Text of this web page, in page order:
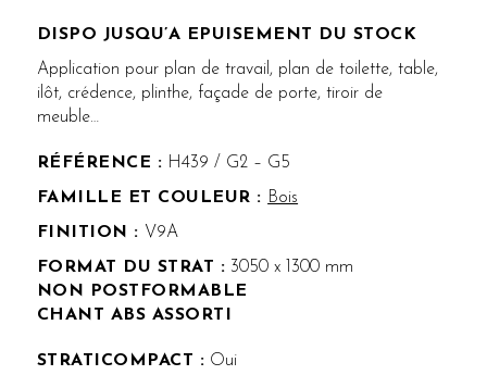
DISPO JUSQU’A EPUISEMENT DU STOCK
Application pour plan de travail, plan de toilette, table,
ilôt, crédence, plinthe, façade de porte, tiroir de
meuble…
RÉFÉRENCE : H439 / G2 – G5
Bois
FINITION : V9A
FORMAT DU STRAT : 3050 x 1300 mm
NON POSTFORMABLE
CHANT ABS ASSORTI
STRATICOMPACT : Oui